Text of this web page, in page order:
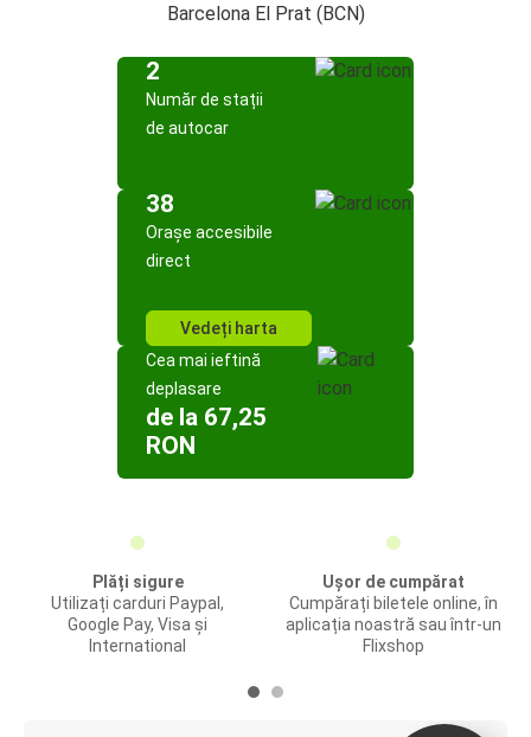
Barcelona El Prat (BCN)
2
Număr de stații
de autocar
38
Orașe accesibile
direct
Vedeți harta
Cea mai ieftină
deplasare
de la 67,25
RON
Plăți sigure
Utilizați carduri Paypal,
Google Pay, Visa și
International
Ușor de cumpărat
Cumpărați biletele online, în
aplicația noastră sau într-un
Flixshop